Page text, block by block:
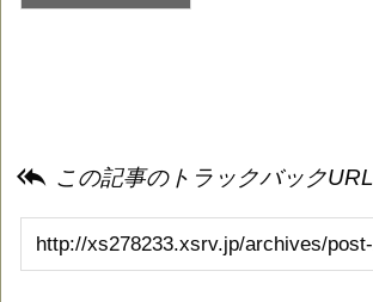
 この記事のトラックバックURL